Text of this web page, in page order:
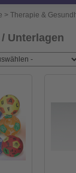
> Therapie &
Unterlagen